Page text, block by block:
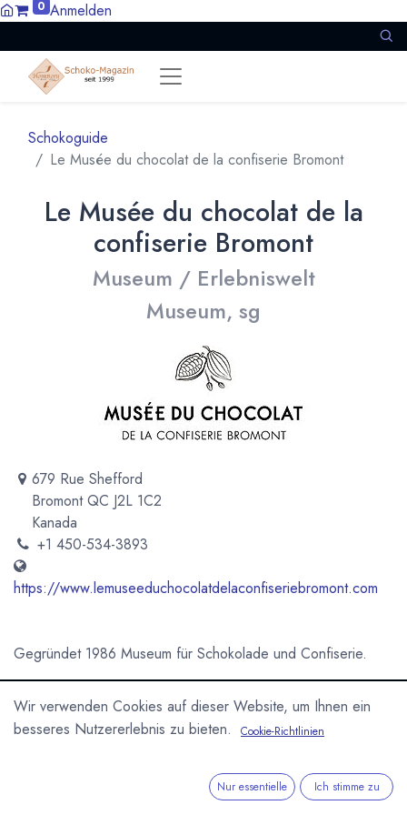
0 Anmelden
Schokoguide
Le Musée du chocolat de la confiserie Bromont
Le Musée du chocolat de la
confiserie Bromont
Museum / Erlebniswelt
Museum, sg
679 Rue Shefford
Bromont QC J2L 1C2
Kanada
+1 450-534-3893
https://www.lemuseeduchocolatdelaconfiseriebromont.com
Gegründet 1986 Museum für Schokolade und Confiserie.
Newsletter
Kostenlose News - 1 Mal pro Monat:
Datenschutzerklärung&
Wir verwenden Cookies auf dieser Website, um Ihnen ein
besseres Nutzererlebnis zu bieten.
Cookie-Richtlinien
Nur essentielle Ich stimme zu